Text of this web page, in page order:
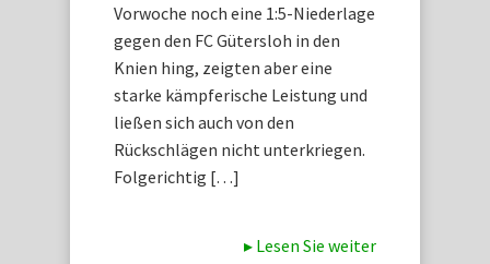
Vorwoche noch eine 1:5-Niederlage
gegen den FC Gütersloh in den
Knien hing, zeigten aber eine
starke kämpferische Leistung und
ließen sich auch von den
Rückschlägen nicht unterkriegen.
Folgerichtig […]
▸ Lesen Sie weiter